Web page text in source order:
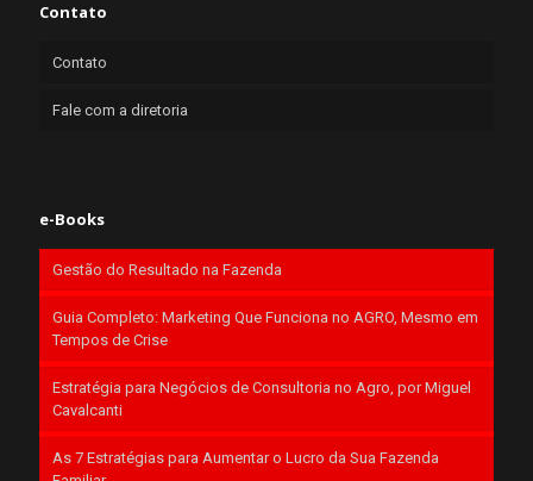
Contato
Contato
Fale com a diretoria
e-Books
Gestão do Resultado na Fazenda
Guia Completo: Marketing Que Funciona no AGRO, Mesmo em
Tempos de Crise
Estratégia para Negócios de Consultoria no Agro, por Miguel
Cavalcanti
As 7 Estratégias para Aumentar o Lucro da Sua Fazenda